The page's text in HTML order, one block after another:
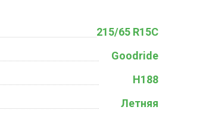
215/65 R15C
Goodride
H188
Летняя